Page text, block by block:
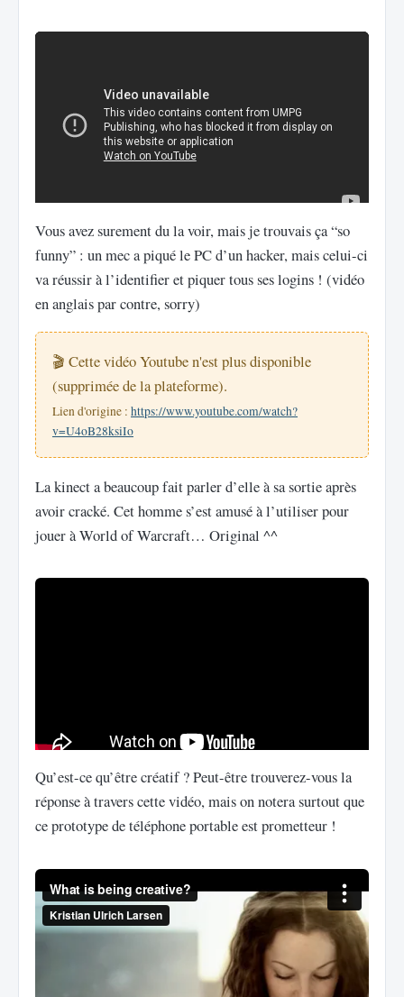
Vous avez surement du la voir, mais je trouvais ça “so
funny” : un mec a piqué le PC d’un hacker, mais celui-ci
va réussir à l’identifier et piquer tous ses logins ! (vidéo
en anglais par contre, sorry)
🎬 Cette vidéo Youtube n'est plus disponible
(supprimée de la plateforme).
Lien d'origine : https://www.youtube.com/watch?
v=U4oB28ksiIo
La kinect a beaucoup fait parler d’elle à sa sortie après
avoir cracké. Cet homme s’est amusé à l’utiliser pour
jouer à World of Warcraft… Original ^^
Qu’est-ce qu’être créatif ? Peut-être trouverez-vous la
réponse à travers cette vidéo, mais on notera surtout que
ce prototype de téléphone portable est prometteur !